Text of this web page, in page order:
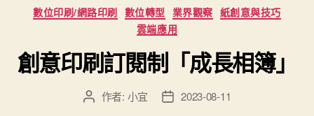
分
類
數位印刷/網路印刷 數位轉型 業界觀察 紙創意與技巧
雲端應用
創意印刷訂閱制「成長相簿」
文 作者: 小宜
文 2023-08-11